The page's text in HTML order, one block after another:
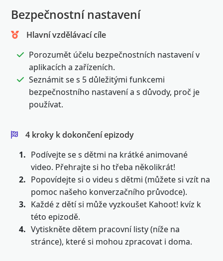
Bezpečnostní nastavení
Hlavní vzdělávací cíle
Porozumět účelu bezpečnostních nastavení v
aplikacích a zařízeních.
Seznámit se s 5 důležitými funkcemi
bezpečnostního nastavení a s důvody, proč je
používat.
4 kroky k dokončení epizody
1. Podívejte se s dětmi na krátké animované
video. Přehrajte si ho třeba několikrát!
2. Popovídejte si o videu s dětmi (můžete si vzít na
pomoc našeho konverzačního průvodce).
3. Každé z dětí si může vyzkoušet Kahoot! kvíz k
této epizodě.
4. Vytiskněte dětem pracovní listy (níže na
stránce), které si mohou zpracovat i doma.